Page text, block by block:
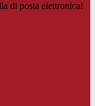
di posta elettronica!